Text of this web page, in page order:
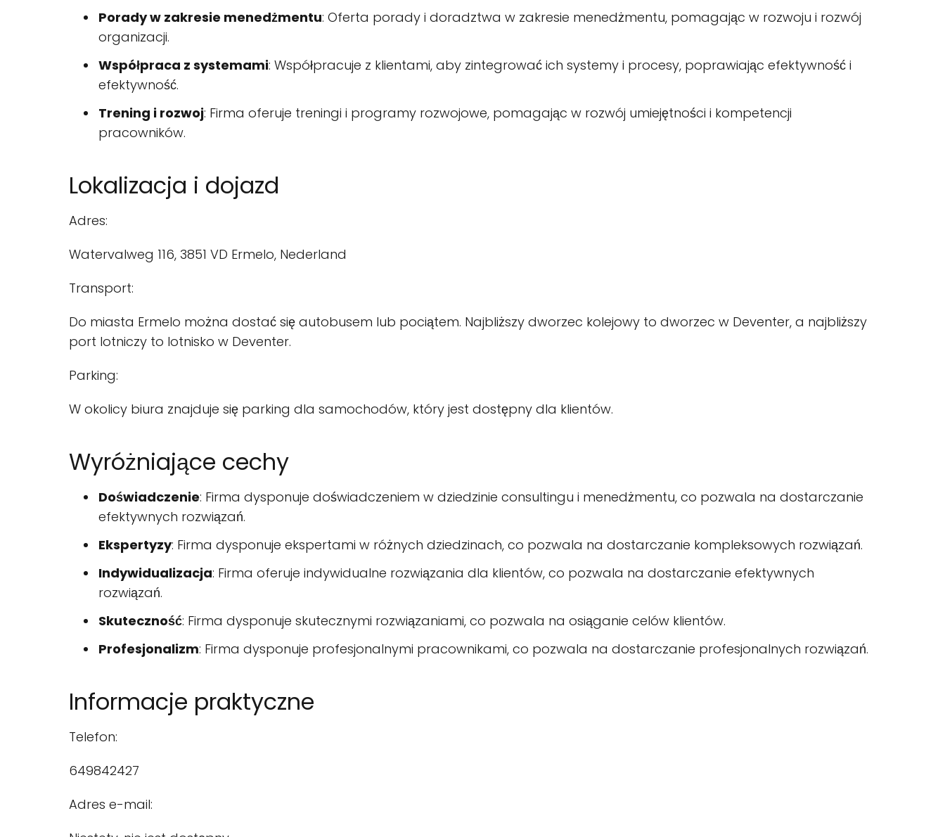
Porady w zakresie menedżmentu: Oferta porady i doradztwa w zakresie menedżmentu, pomagając w rozwoju i rozwój
organizacji.
Współpraca z systemami: Współpracuje z klientami, aby zintegrować ich systemy i procesy, poprawiając efektywność i
efektywność.
Trening i rozwoj: Firma oferuje treningi i programy rozwojowe, pomagając w rozwój umiejętności i kompetencji
pracowników.
Lokalizacja i dojazd
Adres:
Watervalweg 116, 3851 VD Ermelo, Nederland
Transport:
Do miasta Ermelo można dostać się autobusem lub pociątem. Najbliższy dworzec kolejowy to dworzec w Deventer, a najbliższy
port lotniczy to lotnisko w Deventer.
Parking:
W okolicy biura znajduje się parking dla samochodów, który jest dostępny dla klientów.
Wyróżniające cechy
Doświadczenie: Firma dysponuje doświadczeniem w dziedzinie consultingu i menedżmentu, co pozwala na dostarczanie
efektywnych rozwiązań.
Ekspertyzy: Firma dysponuje ekspertami w różnych dziedzinach, co pozwala na dostarczanie kompleksowych rozwiązań.
Indywidualizacja: Firma oferuje indywidualne rozwiązania dla klientów, co pozwala na dostarczanie efektywnych
rozwiązań.
Skuteczność: Firma dysponuje skutecznymi rozwiązaniami, co pozwala na osiąganie celów klientów.
Profesjonalizm: Firma dysponuje profesjonalnymi pracownikami, co pozwala na dostarczanie profesjonalnych rozwiązań.
Informacje praktyczne
Telefon:
649842427
Adres e-mail: